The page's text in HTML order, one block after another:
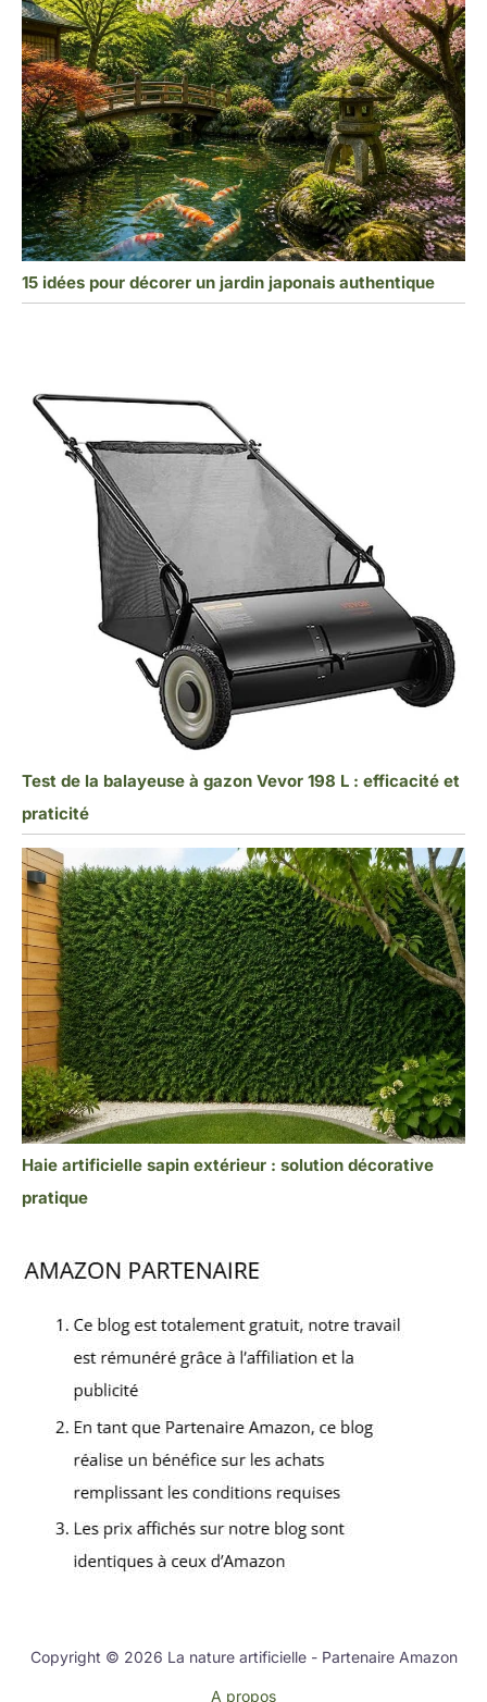
15 idées pour décorer un jardin japonais authentique
Test de la balayeuse à gazon Vevor 198 L : efficacité et
praticité
Haie artificielle sapin extérieur : solution décorative
pratique
Copyright © 2026 La nature artificielle - Partenaire Amazon
A propos